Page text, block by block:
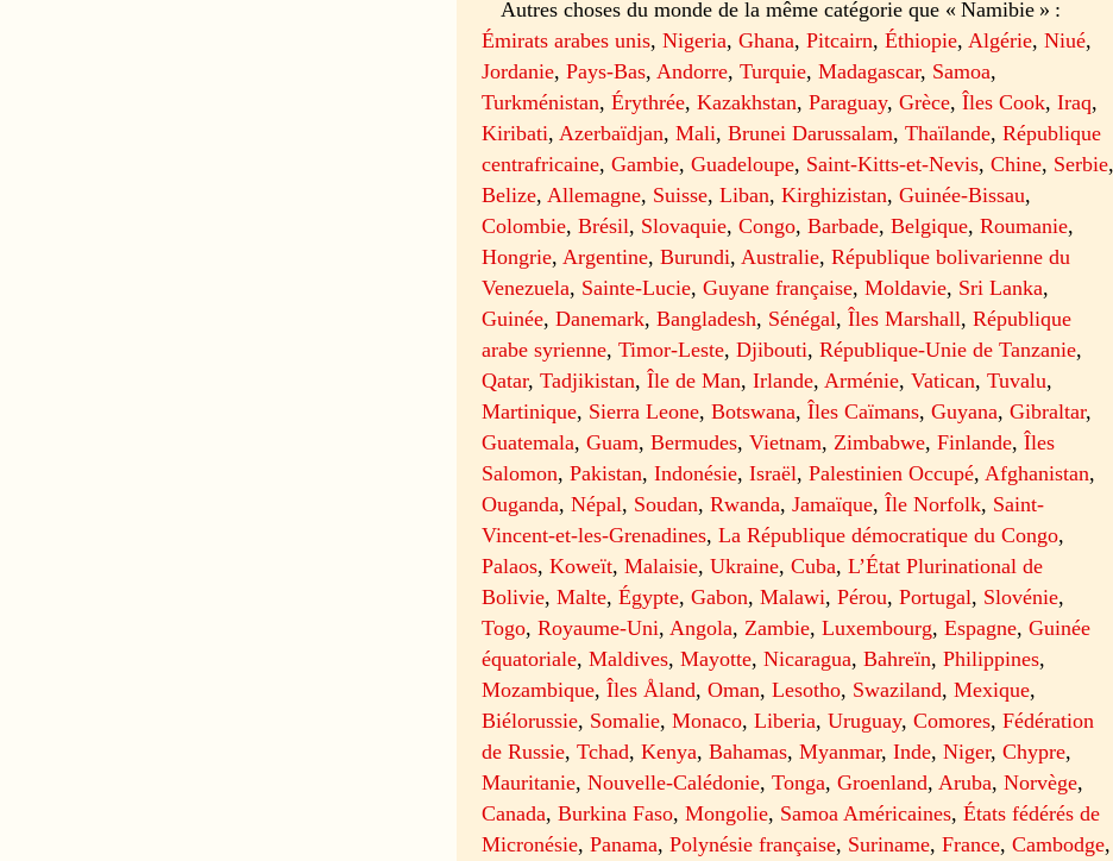
Autres choses du monde de la même catégorie que « Namibie » :
Émirats arabes unis,Nigeria,Ghana,Pitcairn,Éthiopie, Algérie,Niué,
Jordanie,Pays-Bas, Andorre,Turquie,Madagascar, Samoa,
Turkménistan,Érythrée,Kazakhstan,Paraguay,Grèce,Îles Cook,Iraq,
Kiribati, Azerbaïdjan,Mali,Brunei Darussalam,Thaïlande,République
centrafricaine,Gambie,Guadeloupe, Saint-Kitts-et-Nevis,Chine, Serbie,
Belize, Allemagne, Suisse,Liban,Kirghizistan,Guinée-Bissau,
Colombie,Brésil, Slovaquie,Congo,Barbade,Belgique,Roumanie,
Hongrie, Argentine,Burundi, Australie,République bolivarienne du
Venezuela, Sainte-Lucie,Guyane française,Moldavie, Sri Lanka,
Guinée,Danemark,Bangladesh, Sénégal,Îles Marshall,République
arabe syrienne,Timor-Leste,Djibouti,République-Unie de Tanzanie,
Qatar,Tadjikistan,Île de Man,Irlande, Arménie,Vatican,Tuvalu,
Martinique, Sierra Leone,Botswana,Îles Caïmans,Guyana,Gibraltar,
Guatemala,Guam,Bermudes,Vietnam, Zimbabwe,Finlande,Îles
Salomon,Pakistan,Indonésie,Israël,Palestinien Occupé, Afghanistan,
Ouganda,Népal, Soudan,Rwanda,Jamaïque,Île Norfolk, Saint-
Vincent-et-les-Grenadines,La République démocratique du Congo,
Palaos,Koweït,Malaisie,Ukraine,Cuba,L’État Plurinational de
Bolivie,Malte,Égypte,Gabon,Malawi,Pérou,Portugal, Slovénie,
Togo,Royaume-Uni, Angola, Zambie,Luxembourg,Espagne,Guinée
équatoriale,Maldives,Mayotte,Nicaragua,Bahreïn,Philippines,
Mozambique,Îles Åland,Oman,Lesotho, Swaziland,Mexique,
Biélorussie, Somalie,Monaco,Liberia,Uruguay,Comores,Fédération
de Russie,Tchad,Kenya,Bahamas,Myanmar,Inde,Niger,Chypre,
Mauritanie,Nouvelle-Calédonie,Tonga,Groenland, Aruba,Norvège,
Canada,Burkina Faso,Mongolie, Samoa Américaines,États fédérés de
Micronésie,Panama,Polynésie française, Suriname,France,Cambodge,